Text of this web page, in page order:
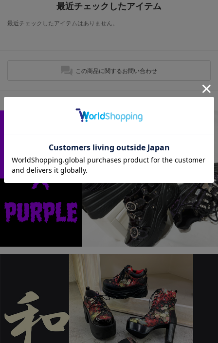
最近チェックしたアイテム
最近チェックしたアイテムはありません。
この商品に関するお問い合わせ